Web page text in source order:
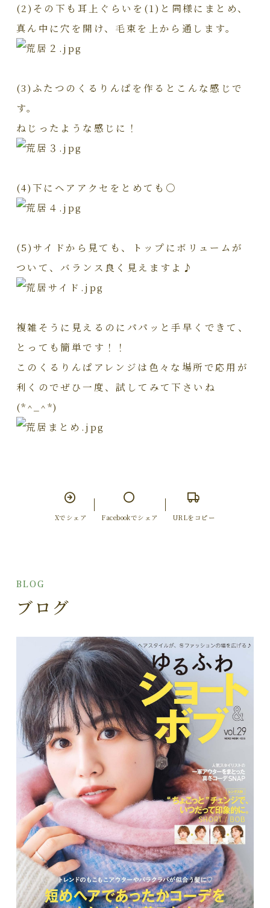
(2)その下も耳上ぐらいを(1)と同様にまとめ、
真ん中に穴を開け、毛束を上から通します。
(3)ふたつのくるりんぱを作るとこんな感じで
す。
ねじったような感じに！
(4)下にヘアアクセをとめても○
(5)サイドから見ても、トップにボリュームが
ついて、バランス良く見えますよ♪
複雑そうに見えるのにパパッと手早くできて、
とっても簡単です！！
このくるりんぱアレンジは色々な場所で応用が
利くのでぜひ一度、試してみて下さいね
(*^_^*)
Xでシェア Facebookでシェア URLをコピー
BLOG
ブログ